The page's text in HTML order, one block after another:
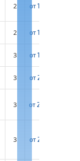
2 от13 350 ₽
2 от13 700 ₽
3 от19 750 ₽
3 от21 900 ₽
3 от22 300 ₽
3 от21 250 ₽